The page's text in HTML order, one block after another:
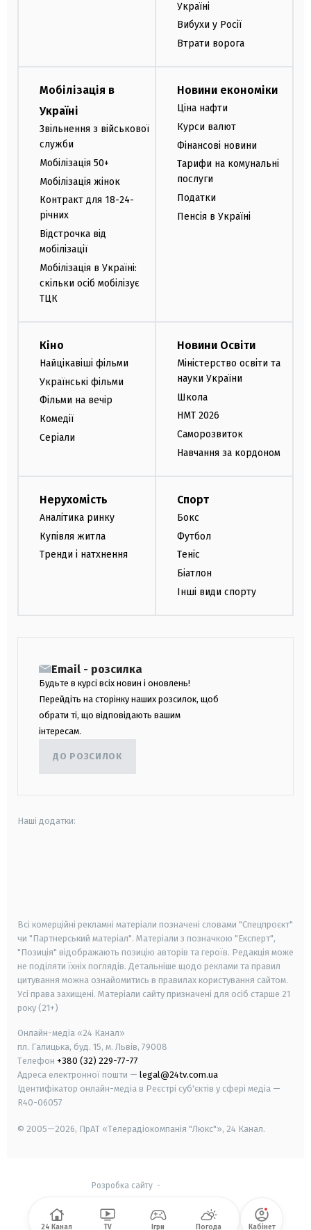
Україні
Вибухи у Росії
Втрати ворога
Мобілізація в
Україні
Звільнення з військової
служби
Мобілізація 50+
Мобілізація жінок
Контракт для 18-24-
річних
Відстрочка від
мобілізації
Мобілізація в Україні:
скільки осіб мобілізує
ТЦК
Новини економіки
Ціна нафти
Курси валют
Фінансові новини
Тарифи на комунальні
послуги
Податки
Пенсія в Україні
Кіно
Найцікавіші фільми
Українські фільми
Фільми на вечір
Комедії
Серіали
Новини Освіти
Міністерство освіти та
науки України
Школа
НМТ 2026
Саморозвиток
Навчання за кордоном
Нерухомість
Аналітика ринку
Купівля житла
Тренди і натхнення
Спорт
Бокс
Футбол
Теніс
Біатлон
Інші види спорту
Email - розсилка
Будьте в курсі всіх новин і оновлень!
Перейдіть на сторінку наших розсилок, щоб
обрати ті, що відповідають вашим
інтересам.
ДО РОЗСИЛОК
Наші додатки:
Всі комерційні рекламні матеріали позначені словами "Спецпроєкт"
чи "Партнерський матеріал". Матеріали з позначкою "Експерт",
"Позиція" відображають позицію авторів та героїв. Редакція може
не поділяти їхніх поглядів. Детальніше щодо реклами та правил
цитування можна ознайомитись в правилах користування сайтом.
Усі права захищені. Матеріали сайту призначені для осіб старше 21
року (21+)
Онлайн-медіа «24 Канал»
пл. Галицька, буд. 15, м. Львів, 79008
Телефон +380 (32) 229-77-77
Адреса електронної пошти — legal@24tv.com.ua
Ідентифікатор онлайн-медіа в Реєстрі суб'єктів у сфері медіа —
R40-06057
© 2005—2026, ПрАТ «Телерадіокомпанія "Люкс"», 24 Канал.
Розробка сайту-
24 Канал TV Ігри Погода Кабінет